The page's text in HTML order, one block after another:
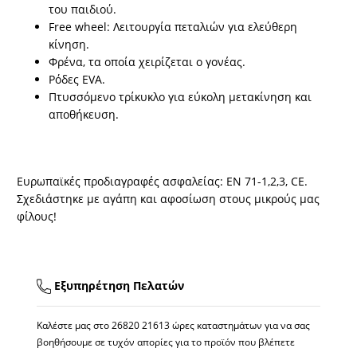
του παιδιού.
Free wheel: Λειτουργία πεταλιών για ελεύθερη
κίνηση.
Φρένα, τα οποία χειρίζεται ο γονέας.
Ρόδες EVA.
Πτυσσόμενο τρίκυκλο για εύκολη μετακίνηση και
αποθήκευση.
Ευρωπαϊκές προδιαγραφές ασφαλείας: ΕΝ 71-1,2,3, CE.
Σχεδιάστηκε με αγάπη και αφοσίωση στους μικρούς μας
φίλους!
Εξυπηρέτηση Πελατών
Καλέστε μας στο26820 21613ώρες καταστημάτων για να σας
βοηθήσουμε σε τυχόν απορίες για το προϊόν που βλέπετε